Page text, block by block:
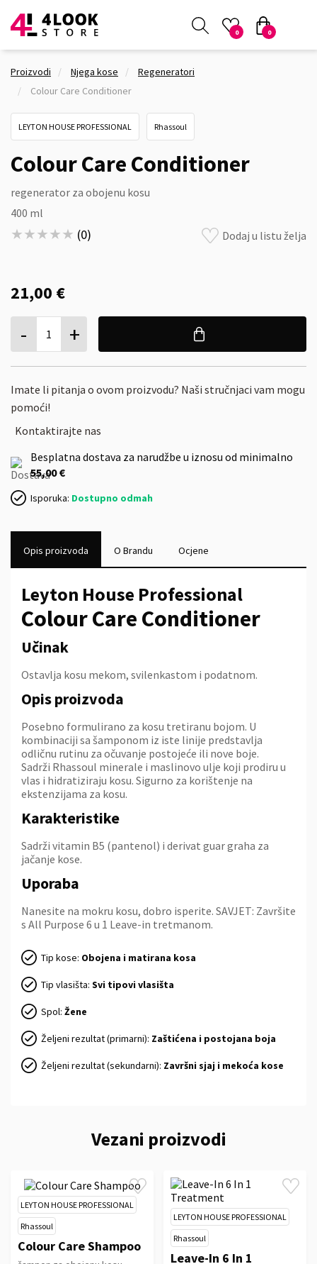
0 0
Proizvodi Njega kose
Regeneratori
Colour Care Conditioner
LEYTON HOUSE PROFESSIONAL Rhassoul
Colour Care Conditioner
regenerator za obojenu kosu
400 ml
★★★★★
★★★★★ (0) Dodaj u listu želja
21,00 €
- 1 +
Imate li pitanja o ovom proizvodu? Naši stručnjaci vam mogu
pomoći!
Kontaktirajte nas
Besplatna dostava za narudžbe u iznosu od minimalno
55,00 €
Isporuka: Dostupno odmah
Opis proizvoda O Brandu Ocjene
Leyton House Professional
Colour Care Conditioner
Učinak
Ostavlja kosu mekom, svilenkastom i podatnom.
Opis proizvoda
Posebno formulirano za kosu tretiranu bojom. U
kombinaciji sa šamponom iz iste linije predstavlja
odličnu rutinu za očuvanje postojeće ili nove boje.
Sadrži Rhassoul minerale i maslinovo ulje koji prodiru u
vlas i hidratiziraju kosu. Sigurno za korištenje na
ekstenzijama za kosu.
Karakteristike
Sadrži vitamin B5 (pantenol) i derivat guar graha za
jačanje kose.
Uporaba
Nanesite na mokru kosu, dobro isperite. SAVJET: Završite
s All Purpose 6 u 1 Leave-in tretmanom.
Tip kose: Obojena i matirana kosa
Tip vlasišta: Svi tipovi vlasišta
Spol: Žene
Željeni rezultat (primarni): Zaštićena i postojana boja
Željeni rezultat (sekundarni): Završni sjaj i mekoća kose
Vezani proizvodi
LEYTON HOUSE PROFESSIONAL
Rhassoul
Colour Care Shampoo
LEYTON HOUSE PROFESSIONAL
Rhassoul
Leave-In 6 In 1